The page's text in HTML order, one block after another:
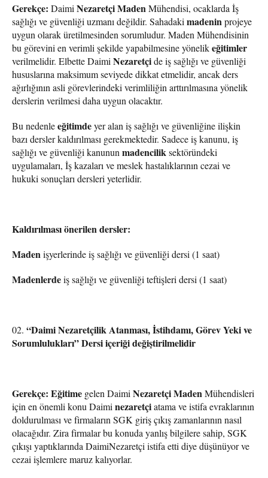
Gerekçe: Daimi NezaretçiMadenMühendisi, ocaklarda İş
sağlığı ve güvenliği uzmanı değildir. Sahadaki madeninprojeye
uygun olarak üretilmesinden sorumludur. Maden Mühendisinin
bu görevini en verimli şekilde yapabilmesine yönelikeğitimler
verilmelidir. Elbette Daimi Nezaretçide iş sağlığı ve güvenliği
hususlarına maksimum seviyede dikkat etmelidir, ancak ders
ağırlığının asli görevlerindeki verimliliğin arttırılmasına yönelik
derslerin verilmesi daha uygun olacaktır.
Bu nedenleeğitimdeyer alan iş sağlığı ve güvenliğine ilişkin
bazı dersler kaldırılması gerekmektedir. Sadece iş kanunu, iş
sağlığı ve güvenliği kanunun madenciliksektöründeki
uygulamaları, İş kazaları ve meslek hastalıklarının cezai ve
hukuki sonuçları dersleri yeterlidir.
Kaldırılması önerilen dersler:
Madenişyerlerinde iş sağlığı ve güvenliği dersi (1 saat)
Madenlerdeiş sağlığı ve güvenliği teftişleri dersi (1 saat)
“Daimi Nezaretçilik Atanması, İstihdamı, Görev Yeki ve
Sorumlulukları” Dersi içeriği değiştirilmelidir
Gerekçe: Eğitime gelen Daimi NezaretçiMadenMühendisleri
için en önemli konu Daimi nezaretçiatama ve istifa evraklarının
doldurulması ve firmaların SGK giriş çıkış zamanlarının nasıl
olacağıdır. Zira firmalar bu konuda yanlış bilgilere sahip, SGK
çıkışı yaptıklarında DaimiNezaretçi istifa etti diye düşünüyor ve
cezai işlemlere maruz kalıyorlar.